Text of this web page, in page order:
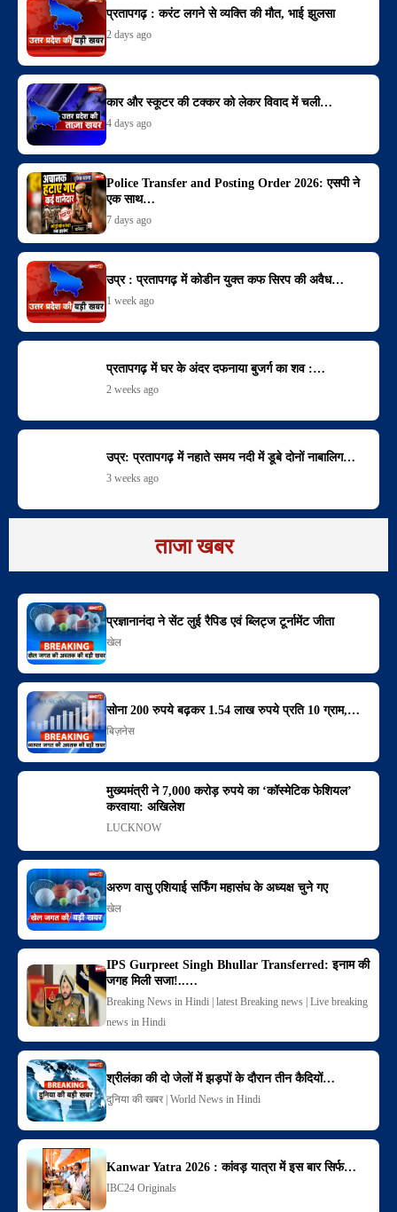
प्रतापगढ़ : करंट लगने से व्यक्ति की मौत, भाई झुलसा
2 days ago
कार और स्कूटर की टक्कर को लेकर विवाद में चली…
4 days ago
Police Transfer and Posting Order 2026: एसपी ने
एक साथ…
7 days ago
उप्र : प्रतापगढ़ में कोडीन युक्त कफ सिरप की अवैध…
1 week ago
प्रतापगढ़ में घर के अंदर दफनाया बुजर्ग का शव :…
2 weeks ago
उप्र: प्रतापगढ़ में नहाते समय नदी में डूबे दोनों नाबालिग…
3 weeks ago
ताजा खबर
प्रज्ञानानंदा ने सेंट लुई रैपिड एवं ब्लिट्ज टूर्नामेंट जीता
खेल
सोना 200 रुपये बढ़कर 1.54 लाख रुपये प्रति 10 ग्राम,…
बिज़नेस
मुख्यमंत्री ने 7,000 करोड़ रुपये का ‘कॉस्मेटिक फेशियल’
करवाया: अखिलेश
LUCKNOW
अरुण वासु एशियाई सर्फिंग महासंघ के अध्यक्ष चुने गए
खेल
IPS Gurpreet Singh Bhullar Transferred: इनाम की
जगह मिली सजा!..…
Breaking News in Hindi | latest Breaking news | Live breaking
news in Hindi
श्रीलंका की दो जेलों में झड़पों के दौरान तीन कैदियों…
दुनिया की खबर | World News in Hindi
Kanwar Yatra 2026 : कांवड़ यात्रा में इस बार सिर्फ…
IBC24 Originals